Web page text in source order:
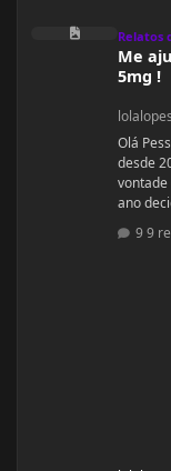
Me ajudem! Primeiro
Relatos
Me
5mg !
lolalopes
Olá
desde
ano
estou
quando
9